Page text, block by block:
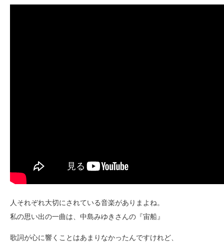
人それぞれ大切にされている音楽がありまよね。
私の思い出の一曲は、中島みゆきさんの『宙船』
歌詞が心に響くことはあまりなかったんですけれど、